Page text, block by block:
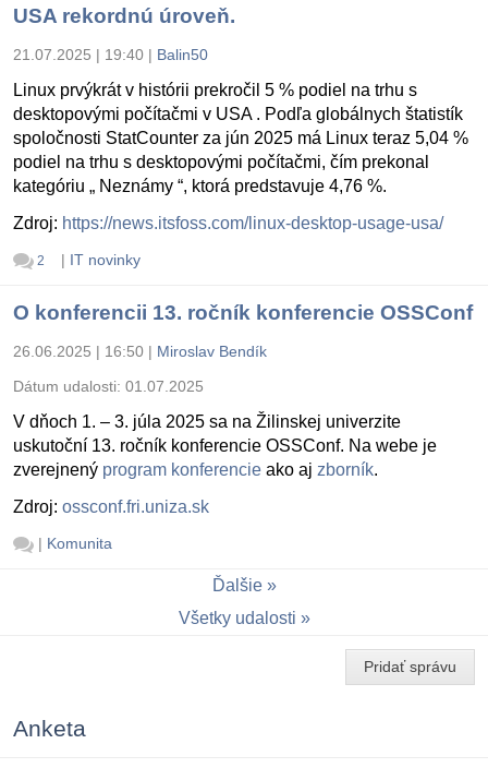
USA rekordnú úroveň.
21.07.2025 | 19:40 | Balin50
Linux prvýkrát v histórii prekročil 5 % podiel na trhu s
desktopovými počítačmi v USA . Podľa globálnych štatistík
spoločnosti StatCounter za jún 2025 má Linux teraz 5,04 %
podiel na trhu s desktopovými počítačmi, čím prekonal
kategóriu „ Neznámy “, ktorá predstavuje 4,76 %.
Zdroj: https://news.itsfoss.com/linux-desktop-usage-usa/
2 | IT novinky
O konferencii 13. ročník konferencie OSSConf
26.06.2025 | 16:50 | Miroslav Bendík
Dátum udalosti: 01.07.2025
V dňoch 1. – 3. júla 2025 sa na Žilinskej univerzite
uskutoční 13. ročník konferencie OSSConf. Na webe je
zverejnený program konferencie ako aj zborník.
Zdroj: ossconf.fri.uniza.sk
| Komunita
Ďalšie
Všetky udalosti
Pridať správu
Anketa